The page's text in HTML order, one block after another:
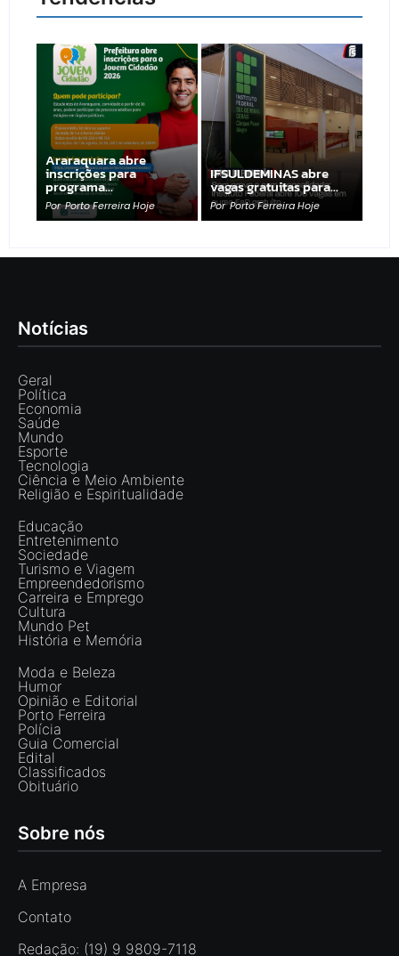
Araraquara abre
inscrições para
programa…
Por Porto Ferreira Hoje
IFSULDEMINAS abre
vagas gratuitas para…
Por Porto Ferreira Hoje
Notícias
Geral
Política
Economia
Saúde
Mundo
Esporte
Tecnologia
Ciência e Meio Ambiente
Religião e Espiritualidade
Educação
Entretenimento
Sociedade
Turismo e Viagem
Empreendedorismo
Carreira e Emprego
Cultura
Mundo Pet
História e Memória
Moda e Beleza
Humor
Opinião e Editorial
Porto Ferreira
Polícia
Guia Comercial
Edital
Classificados
Obituário
Sobre nós
A Empresa
Contato
Redação: (19) 9 9809-7118